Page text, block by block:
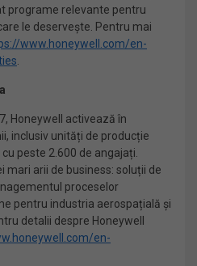
programe relevante pentru
le deservește. Pentru mai
www.honeywell.com/en-
Honeywell activează în
inclusiv unități de producție
peste 2.600 de angajați.
mari arii de business: soluții de
proceselor
pentru industria aerospațială și
detalii despre Honeywell
en-